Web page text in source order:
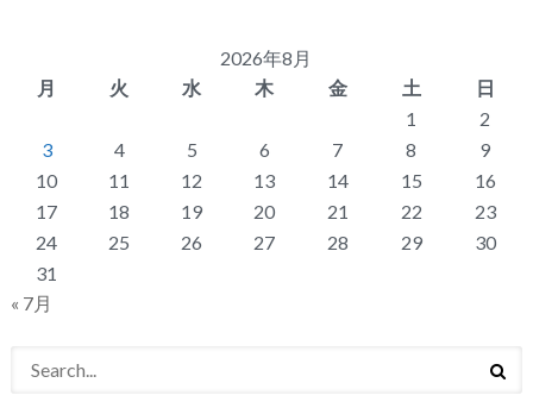
2026年8月
月
火 水 木 金 土
日
1
2
3
4 5 6 7 8
9
10
11 12 13 14 15
16
17
18 19 20 21 22
23
24
25 26 27 28 29
30
31
« 7月